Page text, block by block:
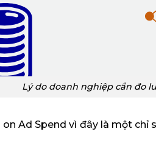
Lý do doanh nghiệp cần đo
Ad Spend vì đây là một